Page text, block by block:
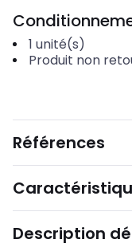
1 unité(s)
Produit non
Références
Description